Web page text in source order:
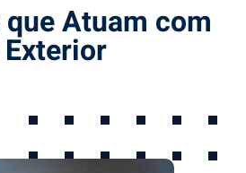
Atuam com